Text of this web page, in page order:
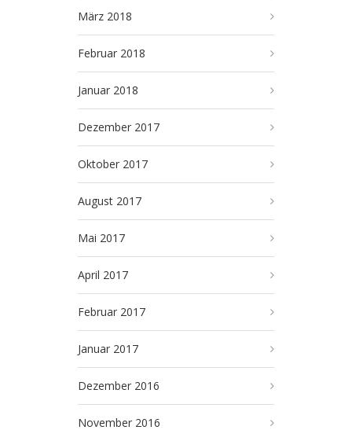
März 2018
Februar 2018
Januar 2018
Dezember 2017
Oktober 2017
August 2017
Mai 2017
April 2017
Februar 2017
Januar 2017
Dezember 2016
November 2016